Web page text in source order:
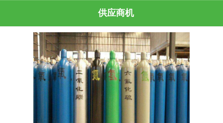
供应商机